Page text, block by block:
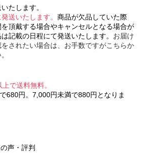
たします。
送いたします。 商品が欠品していた際
頂戴する場合やキャンセルとなる場合が
記載の日程にて発送いたします。 お届け
されたい場合は、お手数ですがこちらか
で送料無料。
680円。7,000円未満で880円となりま